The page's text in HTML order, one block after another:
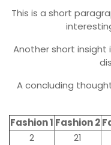
This is a short
Another short insight
A concluding
Fashion 1 Fashion 2
2
21